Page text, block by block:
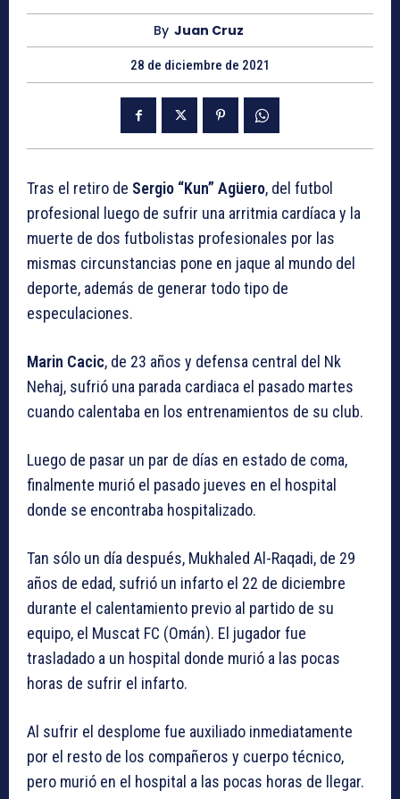
By Juan Cruz
28 de diciembre de 2021
Tras el retiro de Sergio “Kun” Agüero, del futbol
profesional luego de sufrir una arritmia cardíaca y la
muerte de dos futbolistas profesionales por las
mismas circunstancias pone en jaque al mundo del
deporte, además de generar todo tipo de
especulaciones.
Marin Cacic, de 23 años y defensa central del Nk
Nehaj, sufrió una parada cardiaca el pasado martes
cuando calentaba en los entrenamientos de su club.
Luego de pasar un par de días en estado de coma,
finalmente murió el pasado jueves en el hospital
donde se encontraba hospitalizado.
Tan sólo un día después, Mukhaled Al-Raqadi, de 29
años de edad, sufrió un infarto el 22 de diciembre
durante el calentamiento previo al partido de su
equipo, el Muscat FC (Omán). El jugador fue
trasladado a un hospital donde murió a las pocas
horas de sufrir el infarto.
Al sufrir el desplome fue auxiliado inmediatamente
por el resto de los compañeros y cuerpo técnico,
pero murió en el hospital a las pocas horas de llegar.